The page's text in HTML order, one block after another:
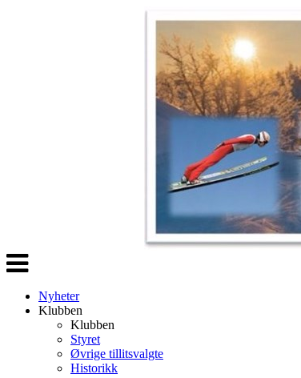
Veksle
navigasjon
Nyheter
Klubben
Klubben
Styret
Øvrige tillitsvalgte
Historikk